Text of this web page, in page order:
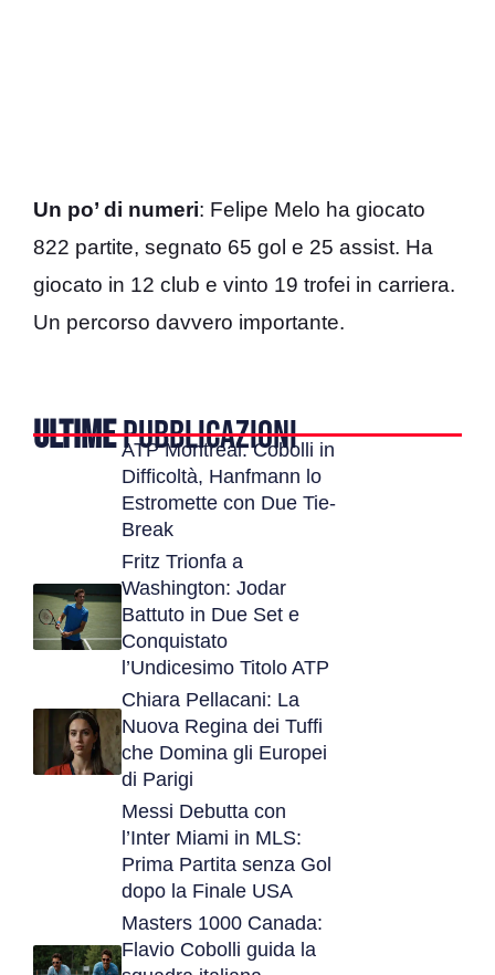
Un po’ di numeri: Felipe Melo ha giocato
822 partite, segnato 65 gol e 25 assist. Ha
giocato in 12 club e vinto 19 trofei in carriera.
Un percorso davvero importante.
ULTIMEPUBBLICAZIONI
ATP Montreal: Cobolli in
Difficoltà, Hanfmann lo
Estromette con Due Tie-
Break
Fritz Trionfa a
Washington: Jodar
Battuto in Due Set e
Conquistato
l’Undicesimo Titolo ATP
Chiara Pellacani: La
Nuova Regina dei Tuffi
che Domina gli Europei
di Parigi
Messi Debutta con
l’Inter Miami in MLS:
Prima Partita senza Gol
dopo la Finale USA
Masters 1000 Canada:
Flavio Cobolli guida la